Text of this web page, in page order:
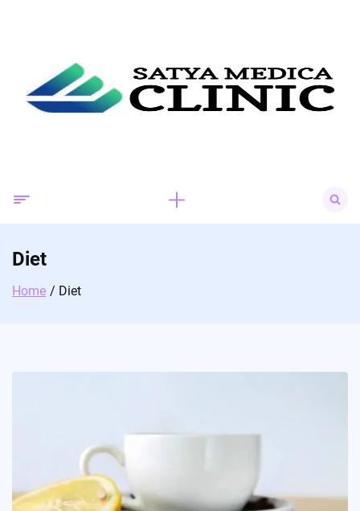
for:
Diet
Home Diet